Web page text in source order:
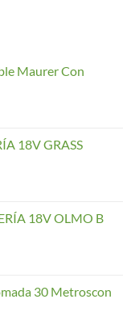
Maurer Con
18V GRASS
18V OLMO B
30 Metroscon